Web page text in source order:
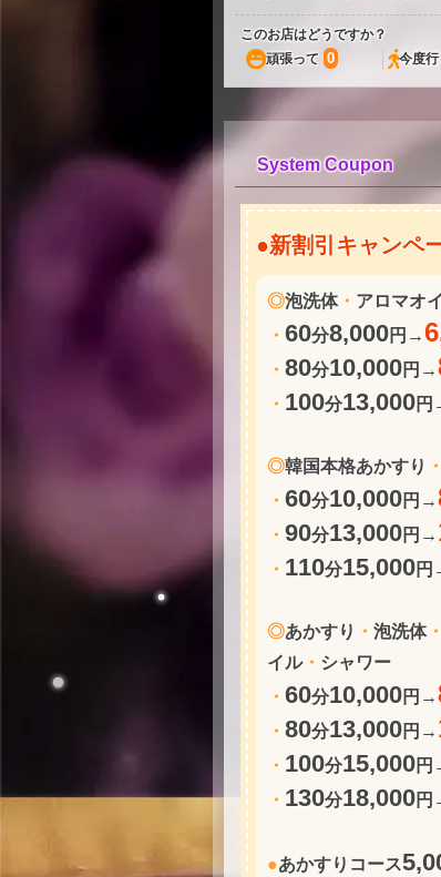
このお店はどうですか？
頑張って 0 今度行
System Coupon
●新割引キャンペ
◎泡洗体・ アロマオ
・ 60分8,000円→
・ 80分10,000円→
・ 100分13,000円
◎韓国本格あかすり ・
・ 60分10,000円→
・ 90分13,000円→
・ 110分15,000円
◎あかすり ・ 泡洗体・
イル・ シャワー
・ 60分10,000円→
・ 80分13,000円→
・ 100分15,000円
・ 130分18,000円
●あかすりコース